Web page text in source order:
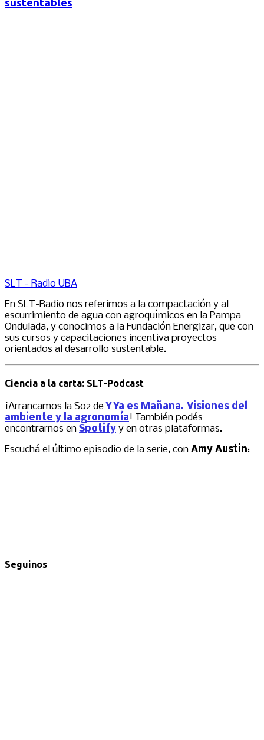
sustentables
SLT - Radio UBA
En SLT-Radio nos referimos a la compactación y al
escurrimiento de agua con agroquímicos en la Pampa
Ondulada, y conocimos a la Fundación Energizar, que con
sus cursos y capacitaciones incentiva proyectos
orientados al desarrollo sustentable.
Ciencia a la carta: SLT-Podcast
¡Arrancamos la S02 de Y Ya es Mañana. Visiones del
ambiente y la agronomía! También podés
encontrarnos en Spotify y en otras plataformas.
Escuchá el último episodio de la serie, con Amy Austin:
Seguinos